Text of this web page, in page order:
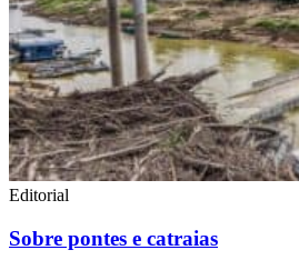
Editorial
Sobre pontes e catraias